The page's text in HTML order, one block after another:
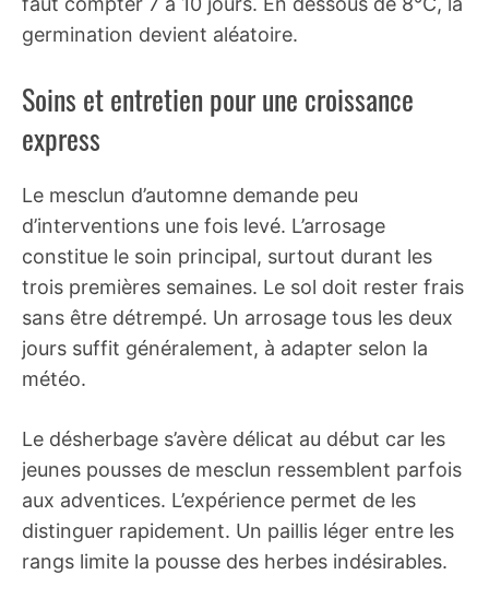
germination devient aléatoire.
Soins et entretien pour une croissance
express
Le mesclun d’automne demande peu
d’interventions une fois levé. L’arrosage
constitue le soin principal, surtout durant les
trois premières semaines. Le sol doit rester frais
sans être détrempé. Un arrosage tous les deux
jours suffit généralement, à adapter selon la
météo.
Le désherbage s’avère délicat au début car les
jeunes pousses de mesclun ressemblent parfois
aux adventices. L’expérience permet de les
distinguer rapidement. Un paillis léger entre les
rangs limite la pousse des herbes indésirables.